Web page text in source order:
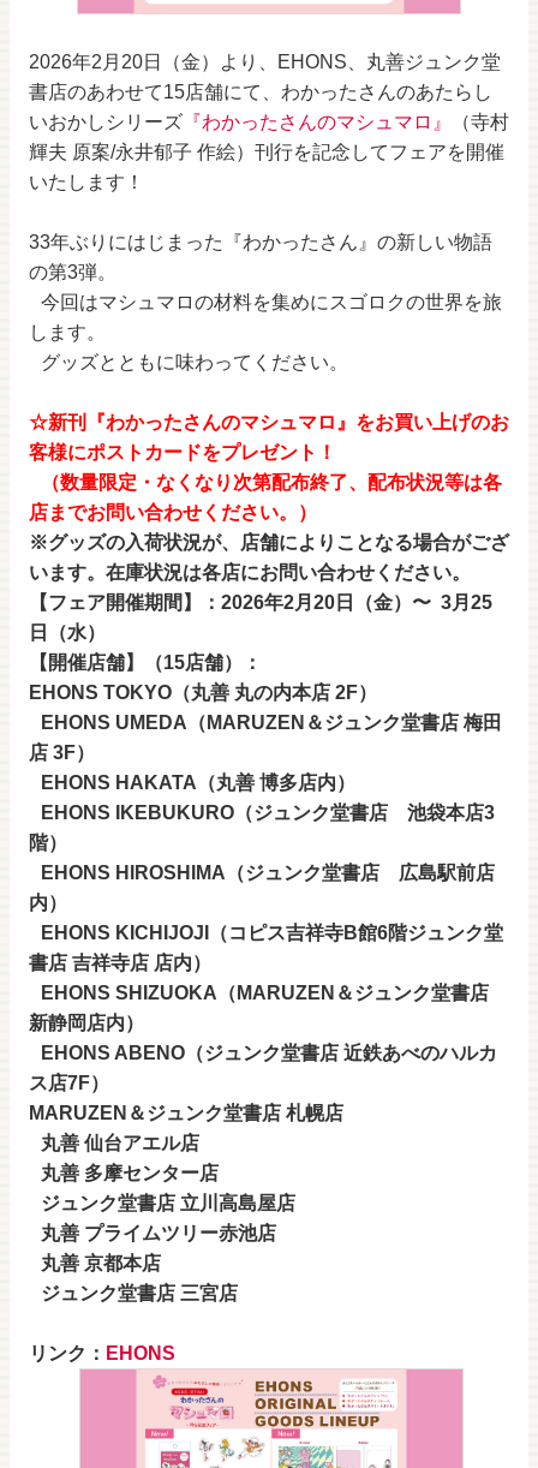
2026年2月20日（金）より、EHONS、丸善ジュンク堂
書店のあわせて15店舗にて、わかったさんのあたらし
いおかしシリーズ 『わかったさんのマシュマロ』
（寺村
輝夫 原案/永井郁子 作絵）刊行を記念してフェアを開催
いたします！
33年ぶりにはじまった『わかったさん』の新しい物語
の第3弾。
今回はマシュマロの材料を集めにスゴロクの世界を旅
します。
グッズとともに味わってください。
☆新刊『わかったさんのマシュマロ』をお買い上げのお
客様にポストカードをプレゼント！
（数量限定・なくなり次第配布終了、配布状況等は各
店までお問い合わせください。）
※グッズの入荷状況が、店舗によりことなる場合がござ
います。在庫状況は各店にお問い合わせください。
【フェア開催期間】：2026年2月20日（金）〜 3月25
日（水）
【開催店舗】（15店舗）：
EHONS TOKYO（丸善 丸の内本店 2F）
EHONS UMEDA（MARUZEN＆ジュンク堂書店 梅田
店 3F）
EHONS HAKATA（丸善 博多店内）
EHONS IKEBUKURO（ジュンク堂書店 池袋本店3
階）
EHONS HIROSHIMA（ジュンク堂書店 広島駅前店
内）
EHONS KICHIJOJI（コピス吉祥寺B館6階ジュンク堂
書店 吉祥寺店 店内）
EHONS SHIZUOKA（MARUZEN＆ジュンク堂書店
新静岡店内）
EHONS ABENO（ジュンク堂書店 近鉄あべのハルカ
ス店7F）
MARUZEN＆ジュンク堂書店 札幌店
丸善 仙台アエル店
丸善 多摩センター店
ジュンク堂書店 立川高島屋店
丸善 プライムツリー赤池店
丸善 京都本店
ジュンク堂書店 三宮店
リンク： EHONS